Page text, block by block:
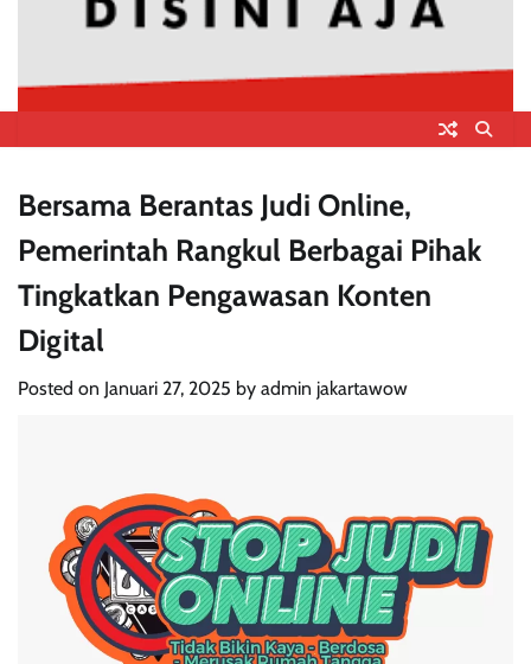
Bersama Berantas Judi Online,
Pemerintah Rangkul Berbagai Pihak
Tingkatkan Pengawasan Konten
Digital
Posted on Januari 27, 2025 by admin jakartawow